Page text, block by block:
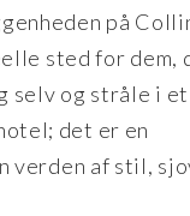
på
sted for dem,
selv og stråle i et
det er en
verden af stil,